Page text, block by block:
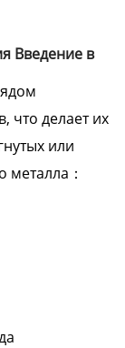
Введение в
что делает их
или
металла：